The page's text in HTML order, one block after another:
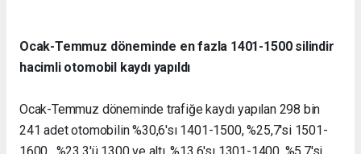
Ocak-Temmuz döneminde en fazla 1401-1500 silindir
hacimli otomobil kaydı yapıldı
Ocak-Temmuz döneminde trafiğe kaydı yapılan 298 bin
241 adet otomobilin %30,6'sı 1401-1500, %25,7'si 1501-